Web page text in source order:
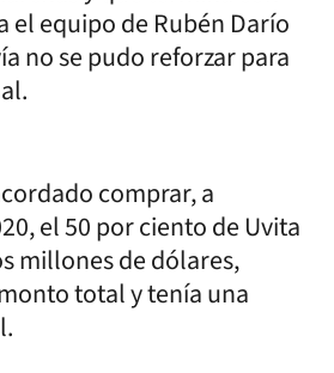
el equipo de Rubén Darío
no se pudo reforzar para
comprar, a
el 50 por ciento de Uvita
millones de dólares,
total y tenía una